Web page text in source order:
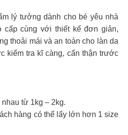
lý tưởng dành cho bé yêu nhà
cấp cùng với thiết kế đơn giản,
thoải mái và an toàn cho làn da
kiểm tra kĩ càng, cẩn thận trước
từ 1kg – 2kg.
hàng có thể lấy lớn hơn 1 size